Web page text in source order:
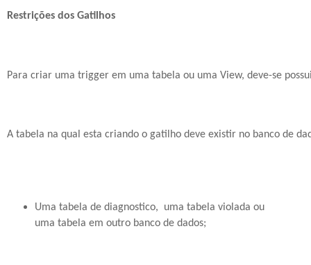
Restrições dos Gatilhos
Para criar uma trigger em uma tabela ou uma View, deve-se
A tabela na qual esta criando o gatilho deve existir no banco de
Uma tabela de diagnostico, uma tabela violada ou
uma tabela em outro banco de dados;